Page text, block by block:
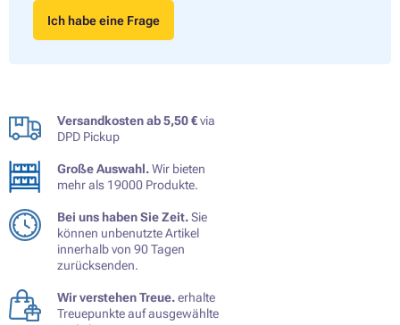
Ich habe eine Frage
Versandkosten ab 5,50 €via
DPD Pickup
Große Auswahl.Wir bieten
mehr als 19000 Produkte.
Bei uns haben Sie Zeit.Sie
können unbenutzte Artikel
innerhalb von 90 Tagen
zurücksenden.
Wir verstehen Treue.erhalte
Treuepunkte auf ausgewählte